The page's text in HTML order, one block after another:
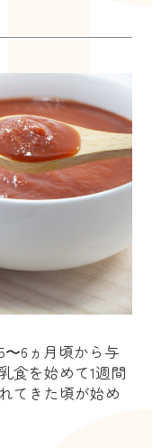
〜6ヵ月頃から与
食を始めて1週間
てきた頃が始め